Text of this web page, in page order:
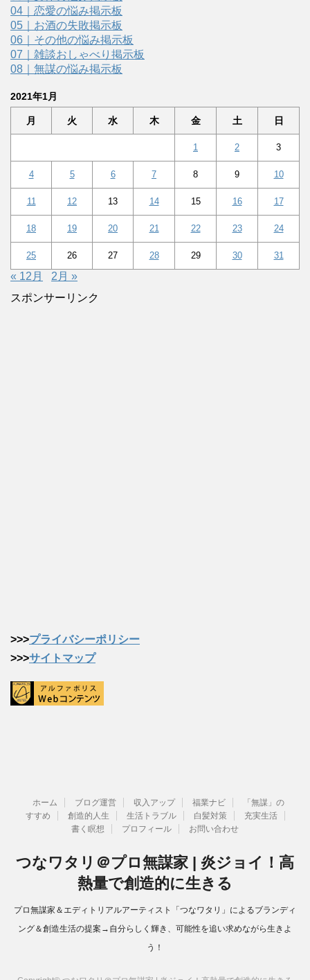
04｜恋愛の悩み掲示板
05｜お酒の失敗掲示板
06｜その他の悩み掲示板
07｜雑談おしゃべり掲示板
08｜無謀の悩み掲示板
2021年1月
月 火 水 木 金 土 日
1 2 3
4 5 6 7 8 9 10
11 12 13 14 15 16 17
18 19 20 21 22 23 24
25 26 27 28 29 30 31
« 12月
2月 »
スポンサーリンク
>>>プライバシーポリシー
>>>サイトマップ
ホーム ブログ運営 収入アップ 福業ナビ
「無謀」の
すすめ
創造的人生 生活トラブル 白髪対策
充実生活
書く瞑想
プロフィール お問い合わせ
つなワタリ＠プロ無謀家 | 炎ジョイ！高
熱量で創造的に生きる
プロ無謀家＆エディトリアルアーティスト「つなワタリ」によるブランディ
ング＆創造生活の提案→自分らしく輝き、可能性を追い求めながら生きよ
う！